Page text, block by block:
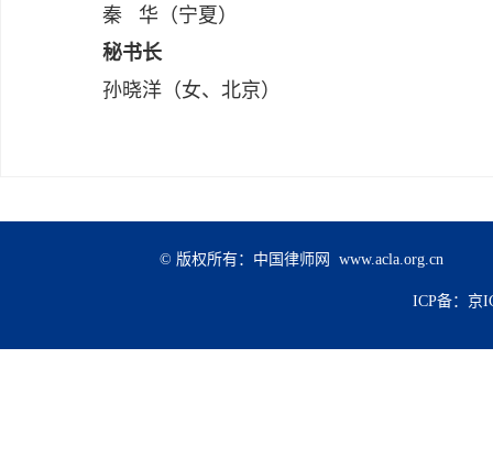
秦 华（宁夏）
秘书长
孙晓洋（女、北京）
© 版权所有：中国律师网 www.acla.org.cn
ICP备：京